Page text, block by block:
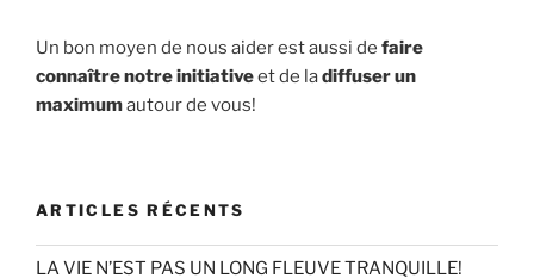
Un bon moyen de nous aider est aussi de faire
connaître notre initiativeet de ladiffuser un
maximumautour de vous!
ARTICLES RÉCENTS
LA VIE N’EST PAS UN LONG FLEUVE TRANQUILLE!